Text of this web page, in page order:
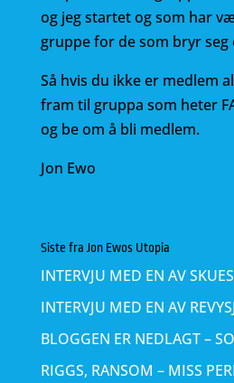
og jeg startet og som har
gruppe for de som bryr seg
Så hvis du ikke er medlem
fram til gruppa som heter
og be om å bli medlem.
Jon Ewo
Siste fra Jon Ewos Utopia
INTERVJU MED EN AV
INTERVJU MED EN AV
BLOGGEN ER NEDLAGT –
RIGGS, RANSOM – MISS